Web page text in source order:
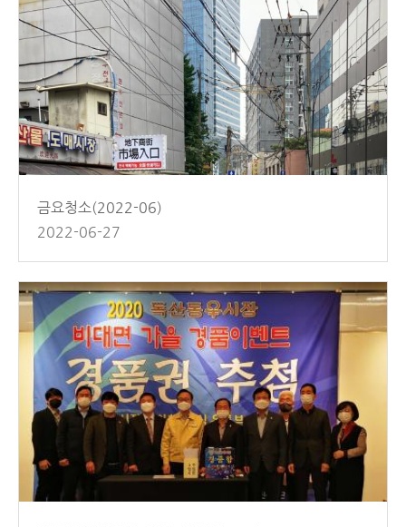
금요청소(2022-06)
2022-06-27